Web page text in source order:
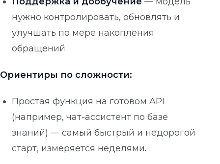
нужно контролировать, обновлять и
улучшать по мере накопления
обращений.
Ориентиры по сложности:
Простая функция на готовом API
(например, чат-ассистент по базе
знаний) — самый быстрый и недорогой
старт, измеряется неделями.